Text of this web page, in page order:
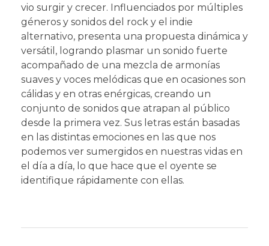
vio surgir y crecer. Influenciados por múltiples
géneros y sonidos del rock y el indie
alternativo, presenta una propuesta dinámica y
versátil, logrando plasmar un sonido fuerte
acompañado de una mezcla de armonías
suaves y voces melódicas que en ocasiones son
cálidas y en otras enérgicas, creando un
conjunto de sonidos que atrapan al público
desde la primera vez. Sus letras están basadas
en las distintas emociones en las que nos
podemos ver sumergidos en nuestras vidas en
el día a día, lo que hace que el oyente se
identifique rápidamente con ellas.